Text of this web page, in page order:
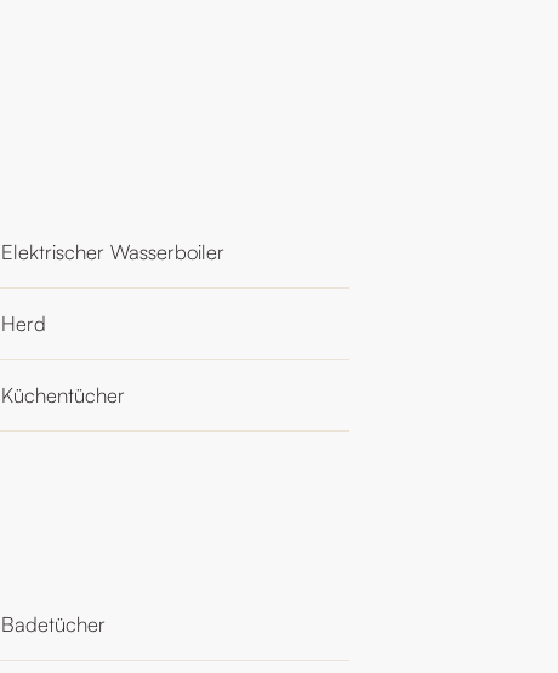
Elektrischer Wasserboiler
Herd
Küchentücher
Badetücher